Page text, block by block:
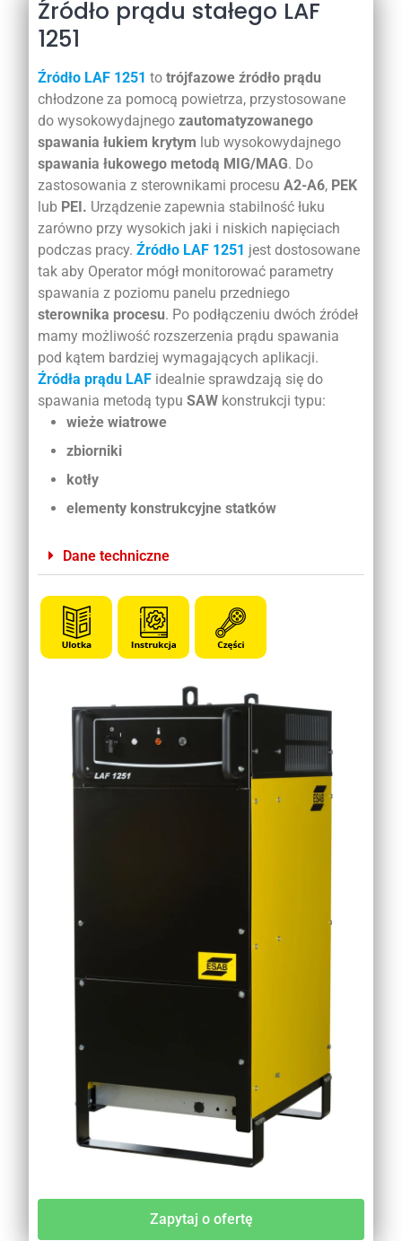
Źródło prądu stałego LAF
1251
Źródło LAF 1251 to trójfazowe źródło prądu
chłodzone za pomocą powietrza, przystosowane
do wysokowydajnego zautomatyzowanego
spawania łukiem krytym lub wysokowydajnego
spawania łukowego metodą MIG/MAG. Do
zastosowania z sterownikami procesu A2-A6, PEK
lub PEI. Urządzenie zapewnia stabilność łuku
zarówno przy wysokich jaki i niskich napięciach
podczas pracy. Źródło LAF 1251 jest dostosowane
tak aby Operator mógł monitorować parametry
spawania z poziomu panelu przedniego
sterownika procesu. Po podłączeniu dwóch źródeł
mamy możliwość rozszerzenia prądu spawania
pod kątem bardziej wymagających aplikacji.
Źródła prądu LAF idealnie sprawdzają się do
spawania metodą typu SAW konstrukcji typu:
wieże wiatrowe
zbiorniki
kotły
elementy konstrukcyjne statków
Dane techniczne
Zapytaj o ofertę